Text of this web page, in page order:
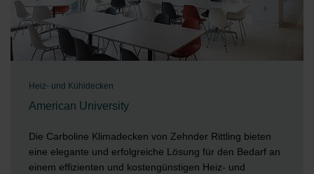
Heiz- und Kühldecken
American University
Die Carboline Klimadecken von Zehnder Rittling bieten
eine elegante und erfolgreiche Lösung für den Bedarf an
einem effizienten und kostengünstigen Heiz- und